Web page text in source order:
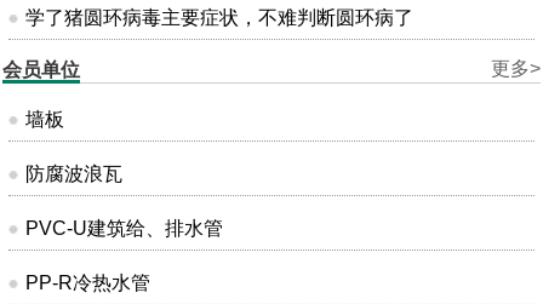
学了猪圆环病毒主要症状，不难判断圆环病了
更多>
会员单位
墙板
防腐波浪瓦
PVC-U建筑给、排水管
PP-R冷热水管